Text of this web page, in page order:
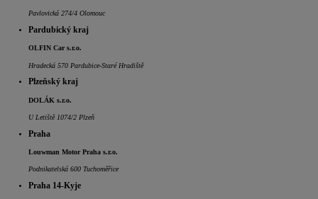
Pavlovická 274/4 Olomouc
Pardubický kraj
OLFIN Car s.r.o.
Hradecká 570 Pardubice-Staré Hradiště
Plzeňský kraj
DOLÁK s.r.o.
U Letiště 1074/2 Plzeň
Praha
Louwman Motor Praha s.r.o.
Podnikatelská 600 Tuchoměřice
Praha 14-Kyje